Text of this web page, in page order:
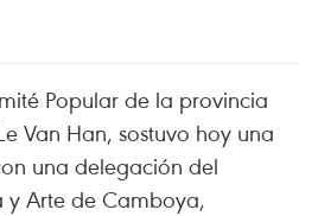
Popular de la provincia
Van Han, sostuvo hoy una
una delegación del
y Arte de Camboya,